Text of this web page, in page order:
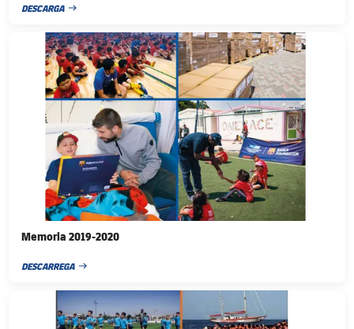
DESCARGA
FECHA DE PUBLICACIÓN
FC Barcelona club badge
Memoria 2019-2020
DESCARREGA
FECHA DE PUBLICACIÓN
FC Barcelona club badge